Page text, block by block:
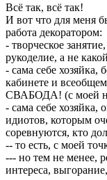
Всё так, всё так!
И вот что для меня
работа декоратором:
- творческое
рукоделие, а не
- сама себе хозяйка,
кабинете и
СВАБОДА! (с моей
- сама себе хозяйка,
идиотов, которым
соревнуются, кто
-- то есть, с моей
--- но тем не менее,
интереса,